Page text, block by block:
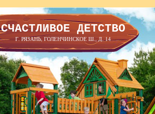
СЧАСТЛИВОЕ ДЕТСТВО
Г. РЯЗАНЬ, ГОЛЕНЧИНСКОЕ Ш., Д. 14